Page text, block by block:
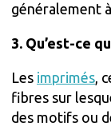
généralement
3. Qu’est-ce
Les imprimés,
fibres sur
des motifs ou